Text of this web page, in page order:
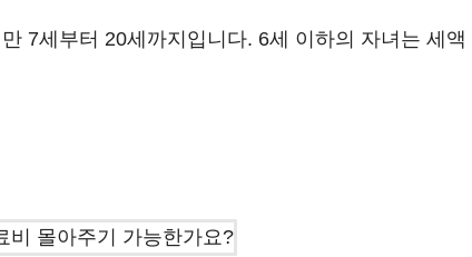
7세부터 20세까지입니다. 6세 이하의 자녀는 세액